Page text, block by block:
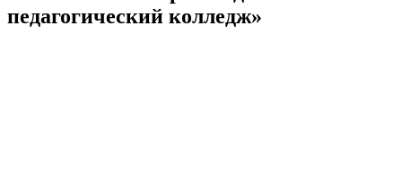
педагогический колледж»